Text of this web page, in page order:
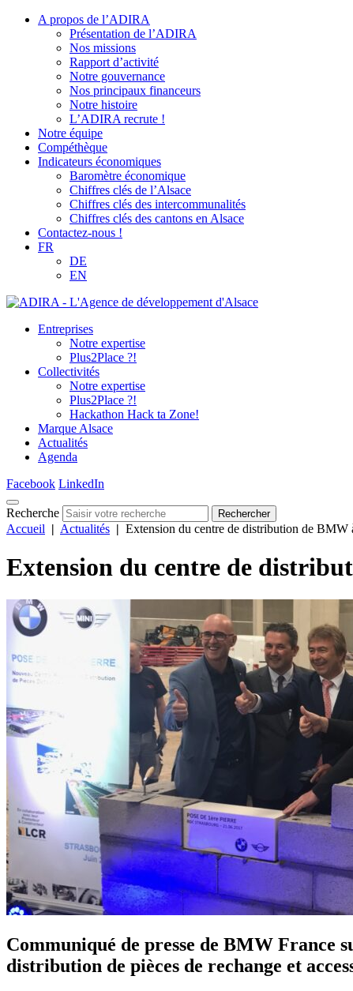
A propos de l’ADIRA
Présentation de l’ADIRA
Nos missions
Rapport d’activité
Notre gouvernance
Nos principaux financeurs
Notre histoire
L’ADIRA recrute !
Notre équipe
Compéthèque
Indicateurs économiques
Baromètre économique
Chiffres clés de l’Alsace
Chiffres clés des intercommunalités
Chiffres clés des cantons en Alsace
Contactez-nous !
FR
DE
EN
Entreprises
Notre expertise
Plus2Place ?!
Collectivités
Notre expertise
Plus2Place ?!
Hackathon Hack ta Zone!
Marque Alsace
Actualités
Agenda
Facebook LinkedIn
Recherche Rechercher
Accueil | Actualités | Extension du centre de distribution de BMW
Extension du centre de
Communiqué de presse de BMW France
distribution de pièces de rechange et